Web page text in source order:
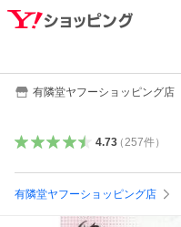
有隣堂ヤフーショッピング店
4.73（ 257件）
有隣堂ヤフーショッピング店